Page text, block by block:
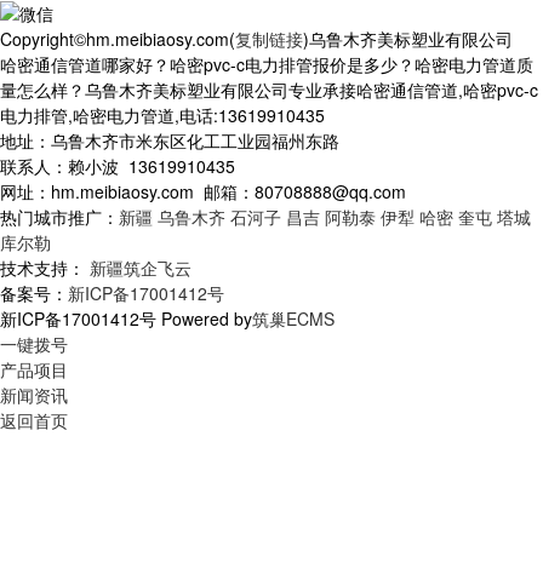
Copyright©hm.meibiaosy.com(复制链接)乌鲁木齐美标塑业有限公司
哈密通信管道哪家好？哈密pvc-c电力排管报价是多少？哈密电力管道质
量怎么样？乌鲁木齐美标塑业有限公司专业承接哈密通信管道,哈密pvc-c
电力排管,哈密电力管道,电话:13619910435
地址：乌鲁木齐市米东区化工工业园福州东路
联系人：赖小波 13619910435
网址：hm.meibiaosy.com 邮箱：80708888@qq.com
热门城市推广： 新疆 乌鲁木齐 石河子 昌吉 阿勒泰 伊犁 哈密 奎屯 塔城
库尔勒
技术支持： 新疆筑企飞云
备案号： 新ICP备17001412号
新ICP备17001412号 Powered by筑巢ECMS
一键拨号
产品项目
新闻资讯
返回首页